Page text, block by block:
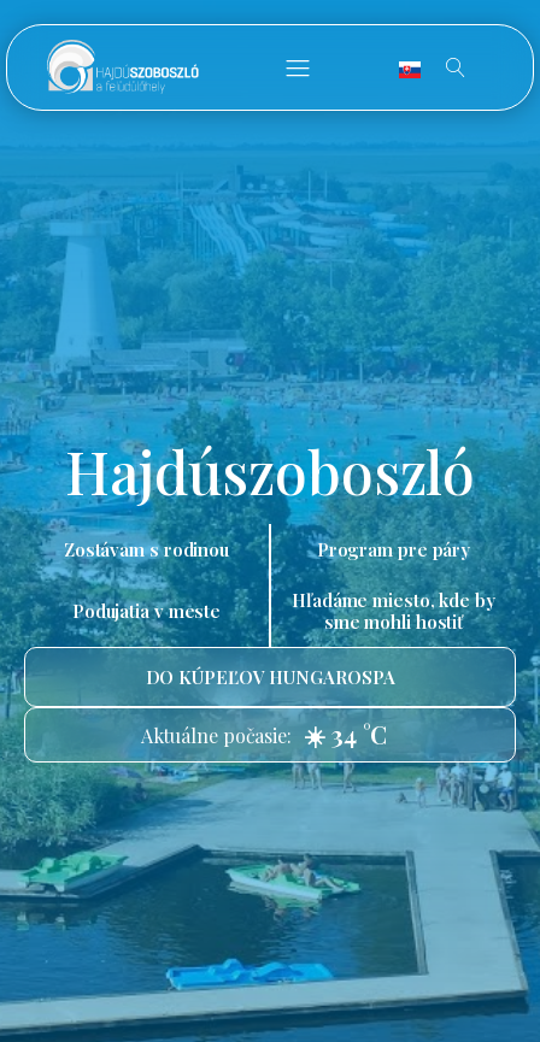
Hajdúszoboszló
Zostávam s rodinou Program pre páry
Podujatia v meste
Hľadáme miesto, kde by
sme mohli hostiť
DO KÚPEĽOV HUNGAROSPA
Aktuálne počasie: ☀️ 34 °C